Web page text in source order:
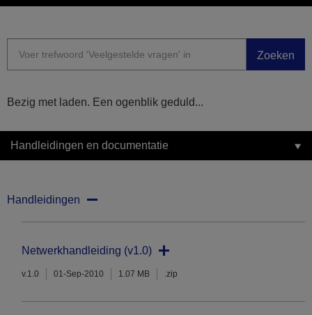
Zoeken
Bezig met laden. Een ogenblik geduld...
Handleidingen en documentatie
Handleidingen
Netwerkhandleiding (v1.0)
v.1.0 01-Sep-2010 1.07 MB .zip